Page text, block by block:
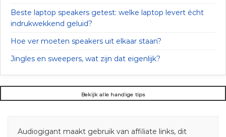
Beste laptop speakers getest: welke laptop levert écht
indrukwekkend geluid?
Hoe ver moeten speakers uit elkaar staan?
Jingles en sweepers, wat zijn dat eigenlijk?
Bekijk alle handige tips
Audiogigant maakt gebruik van affiliate links, dit